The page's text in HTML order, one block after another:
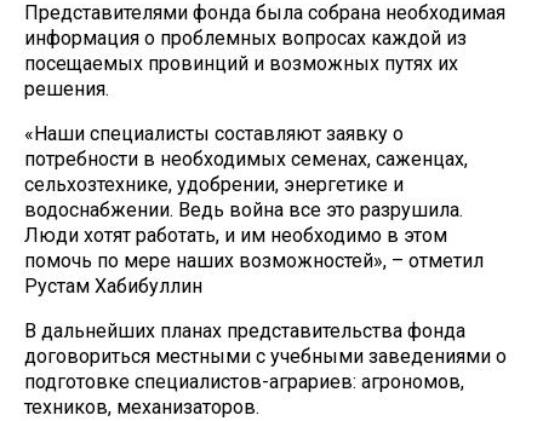
Представителями фонда была собрана необходимая
информация о проблемных вопросах каждой из
посещаемых провинций и возможных путях их
решения.
«Наши специалисты составляют заявку о
потребности в необходимых семенах, саженцах,
сельхозтехнике, удобрении, энергетике и
водоснабжении. Ведь война все это разрушила.
Люди хотят работать, и им необходимо в этом
помочь по мере наших возможностей», – отметил
Рустам Хабибуллин
В дальнейших планах представительства фонда
договориться местными с учебными заведениями о
подготовке специалистов-аграриев: агрономов,
техников, механизаторов.